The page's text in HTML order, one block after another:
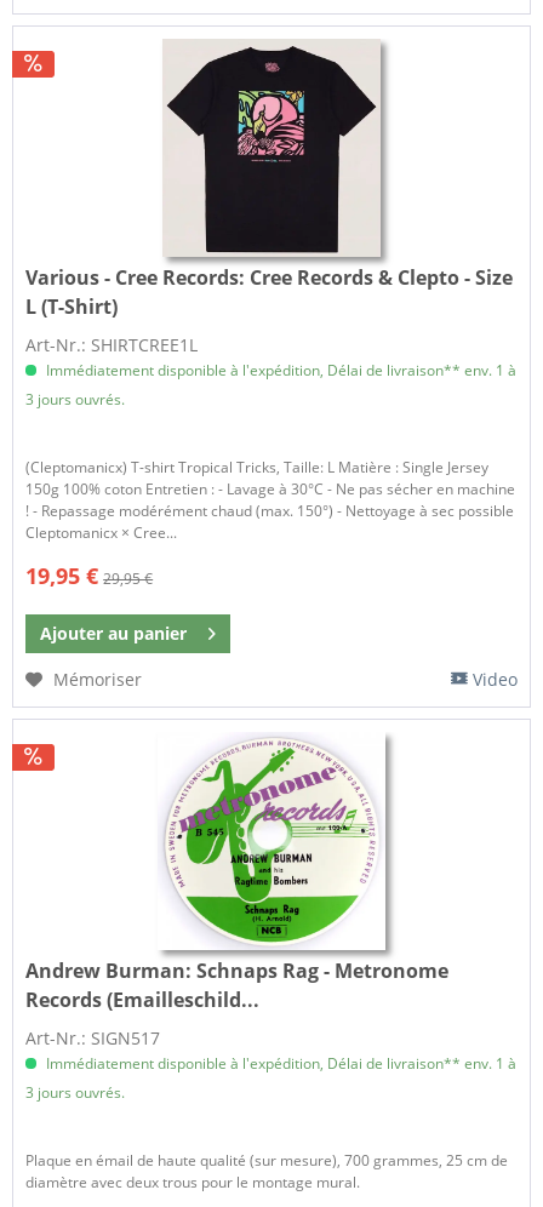
Various - Cree Records: Cree Records & Clepto - Size
L (T-Shirt)
Art-Nr.: SHIRTCREE1L
Immédiatement disponible à l'expédition, Délai de livraison** env. 1 à
3 jours ouvrés.
(Cleptomanicx) T-shirt Tropical Tricks, Taille: L Matière : Single Jersey
150g 100% coton Entretien : - Lavage à 30°C - Ne pas sécher en machine
! - Repassage modérément chaud (max. 150°) - Nettoyage à sec possible
Cleptomanicx × Cree...
19,95 € 29,95 €
Ajouter au panier
Mémoriser
Video
Andrew Burman:Schnaps Rag - Metronome
Records (Emailleschild...
Art-Nr.: SIGN517
Immédiatement disponible à l'expédition, Délai de livraison** env. 1 à
3 jours ouvrés.
Plaque en émail de haute qualité (sur mesure), 700 grammes, 25 cm de
diamètre avec deux trous pour le montage mural.